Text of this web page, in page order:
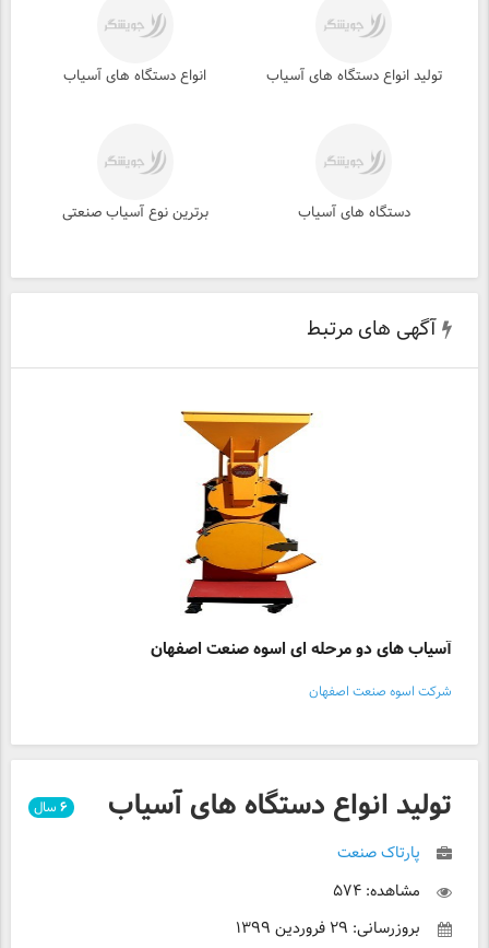
تولید انواع دستگاه های آسیاب انواع دستگاه های آسیاب
دستگاه های آسیاب برترین نوع آسیاب صنعتی
آگهی های مرتبط
آسیاب های دو مرحله ای اسوه صنعت اصفهان
شرکت اسوه صنعت اصفهان
تولید انواع دستگاه های آسیاب
پارتاک صنعت
مشاهده: ۵۷۴
بروزرسانی: ۲۹ فروردین ۱۳۹۹
۶ سال